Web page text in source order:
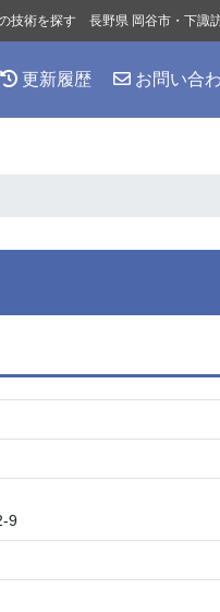
更新履歴 お問い合
技術を探す 長野県 岡谷市・下諏
9